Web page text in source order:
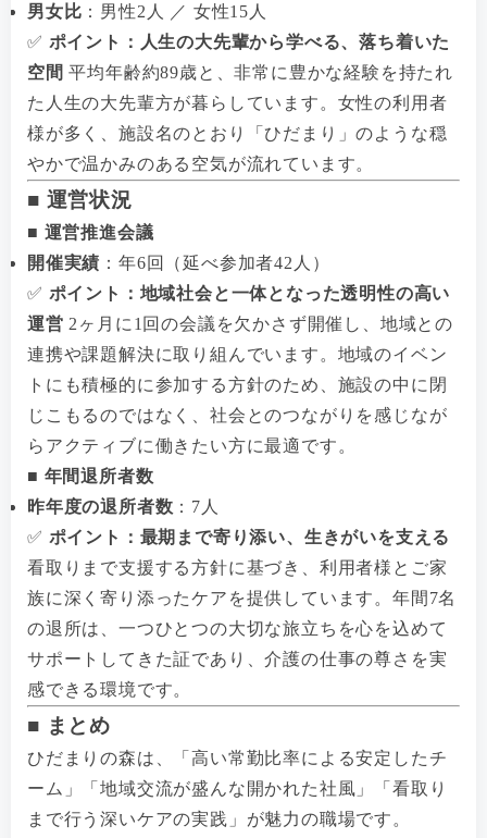
男女比 ：男性2人 ／ 女性15人
✅ ポイント：人生の大先輩から学べる、落ち着いた
空間 平均年齢約89歳と、非常に豊かな経験を持たれ
た人生の大先輩方が暮らしています。女性の利用者
様が多く、施設名のとおり「ひだまり」のような穏
やかで温かみのある空気が流れています。
■ 運営状況
■ 運営推進会議
開催実績 ：年6回（延べ参加者42人）
✅ ポイント：地域社会と一体となった透明性の高い
運営 2ヶ月に1回の会議を欠かさず開催し、地域との
連携や課題解決に取り組んでいます。地域のイベン
トにも積極的に参加する方針のため、施設の中に閉
じこもるのではなく、社会とのつながりを感じなが
らアクティブに働きたい方に最適です。
■ 年間退所者数
昨年度の退所者数 ：7人
✅ ポイント：最期まで寄り添い、生きがいを支える
看取りまで支援する方針に基づき、利用者様とご家
族に深く寄り添ったケアを提供しています。年間7名
の退所は、一つひとつの大切な旅立ちを心を込めて
サポートしてきた証であり、介護の仕事の尊さを実
感できる環境です。
■ まとめ
ひだまりの森は、「高い常勤比率による安定したチ
ーム」「地域交流が盛んな開かれた社風」「看取り
まで行う深いケアの実践」が魅力の職場です。